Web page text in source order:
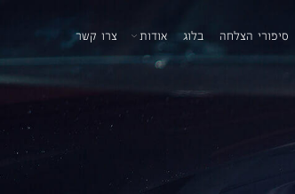
סיפורי הצלחה בלוג אודות צרו קשר